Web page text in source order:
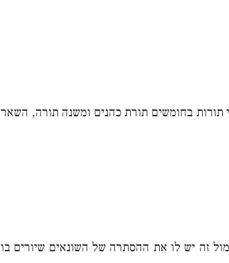
בחומשים תורת כהנים ומשנה תורה, השאר
זה יש לו את ההסתרה של השונאים שיורים בו